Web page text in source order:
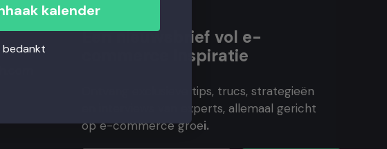
Een nieuwsbrief vol e-
commerce inspiratie
Ontvang exclusieve tips, trucs, strategieën
en interviews van experts, allemaal gericht
op e-commerce groei.
kalender
bedankt